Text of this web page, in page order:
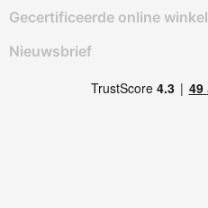
Gecertificeerde online winkel
Nieuwsbrief